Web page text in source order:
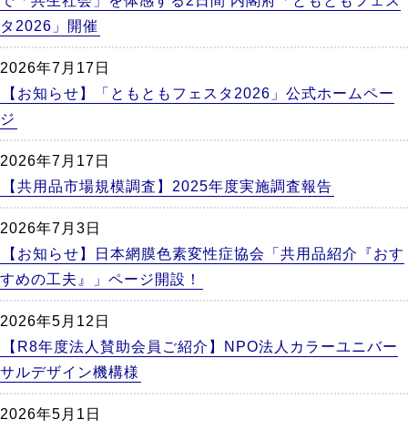
タ2026」開催
2026年7月17日
【お知らせ】「ともともフェスタ2026」公式ホームペー
ジ
2026年7月17日
【共用品市場規模調査】2025年度実施調査報告
2026年7月3日
【お知らせ】日本網膜色素変性症協会「共用品紹介『おす
すめの工夫』」ページ開設！
2026年5月12日
【R8年度法人賛助会員ご紹介】NPO法人カラーユニバー
サルデザイン機構様
2026年5月1日